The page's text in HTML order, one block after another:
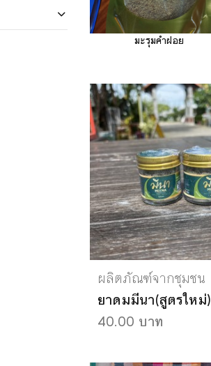
เสื่อกกลายสลับสี
ผลิตภัณฑ์จากชุมชน
ยาดมมีนา(สูตรใหม่)
40.00 บาท